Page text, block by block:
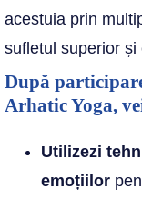
acestuia prin
sufletul superior și
După
Arhatic Yoga,
Utilizezi
emoțiilor